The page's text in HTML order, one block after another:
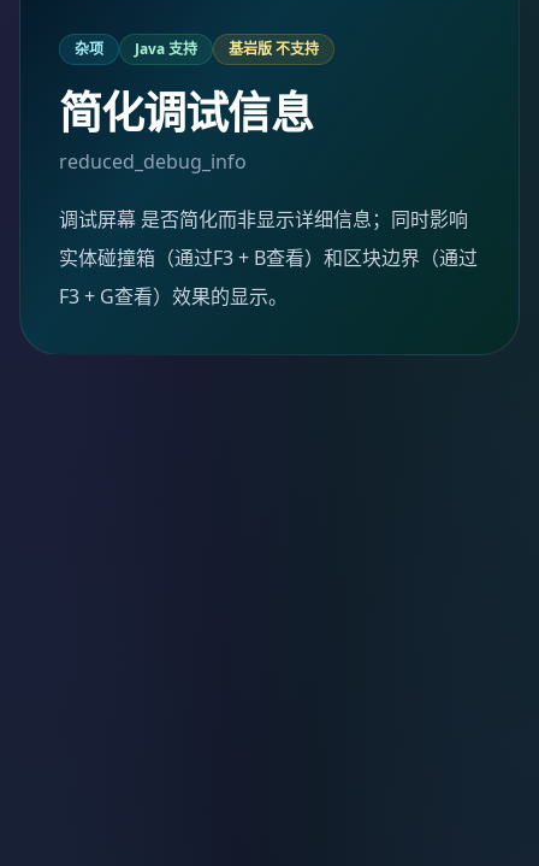
杂项 Java 支持 基岩版 不支持
简化调试信息
reduced_debug_info
调试屏幕 是否简化而非显示详细信息；同时影响
实体碰撞箱（通过F3 + B查看）和区块边界（通过
F3 + G查看）效果的显示。